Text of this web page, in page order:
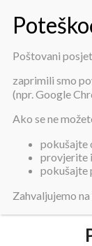
Poštovani
zaprimili smo
(npr. Google
Ako se ne
pokušajte
provjerite
pokušajte
Zahvaljujemo